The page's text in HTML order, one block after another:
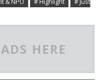
HERE